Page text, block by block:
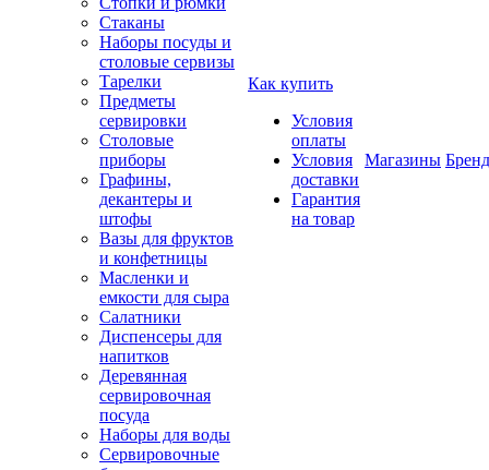
Стаканы
Наборы посуды и
столовые сервизы
Тарелки
Предметы
сервировки
Столовые
приборы
Графины,
декантеры и
штофы
Вазы для фруктов
и конфетницы
Масленки и
емкости для сыра
Салатники
Диспенсеры для
напитков
Деревянная
сервировочная
посуда
Наборы для воды
Сервировочные
Как купить
Условия
оплаты
Условия
доставки
Гарантия
на товар
Магазины